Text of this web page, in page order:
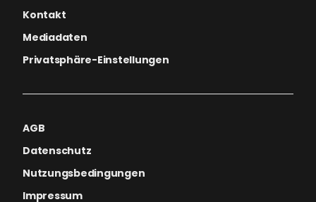
Kontakt
Mediadaten
Privatsphäre-Einstellungen
AGB
Datenschutz
Nutzungsbedingungen
Impressum